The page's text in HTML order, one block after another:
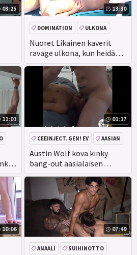
03:25 13:30
Nuoret Likainen kaverit
ravage ulkona, kun heidän
vanhempansa ovat ulkona!
Kuseminen, Dominointi...
DOMINATION
ULKONA
FETISSI
11:01 01:17
Austin Wolf kova kinky
bang-out aasialaisen
pohjan vaientaminen
hänen kullinsa päällä /
austinwolf
CEEINJECT. GEN! EV
AASIAN
DOMINATION
JOUKKOPANO
10:06 07:49
ANAALI
SUIHINOTTO